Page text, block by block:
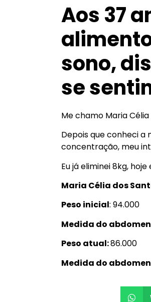
Aos 37
sono,
se
Me chamo Maria
Depois que conheci a
concentração, meu
Eu já eliminei 8kg,
Maria Célia dos
Peso inicial: 94.000
Medida do
Peso atual:86.000
Medida do